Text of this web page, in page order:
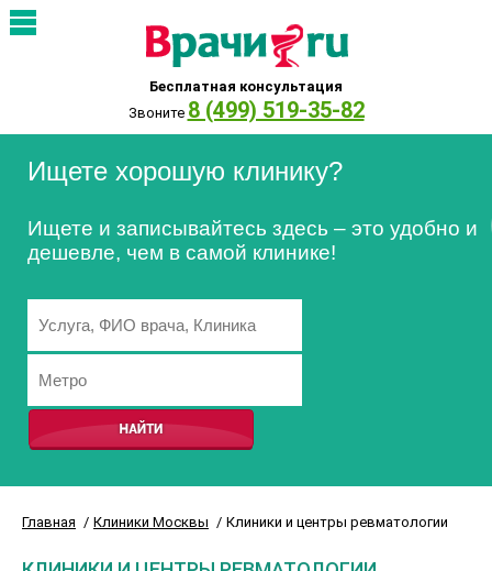
Бесплатная консультация
Звоните 8 (499) 519-35-82
Ищете хорошую клинику?
Ищете и записывайтесь здесь – это удобно и
дешевле, чем в самой клинике!
Главная Клиники Москвы Клиники и центры ревматологии